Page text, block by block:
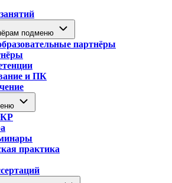
подменю
партнёры
и ПК
практика